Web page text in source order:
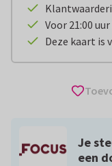
Je
een
Voor 21:00
Deze kaart is